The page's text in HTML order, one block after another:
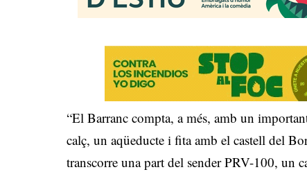
“El Barranc compta, a més, amb un
calç, un aqüeducte i fita amb el castell del
transcorre una part del sender PRV-100, un